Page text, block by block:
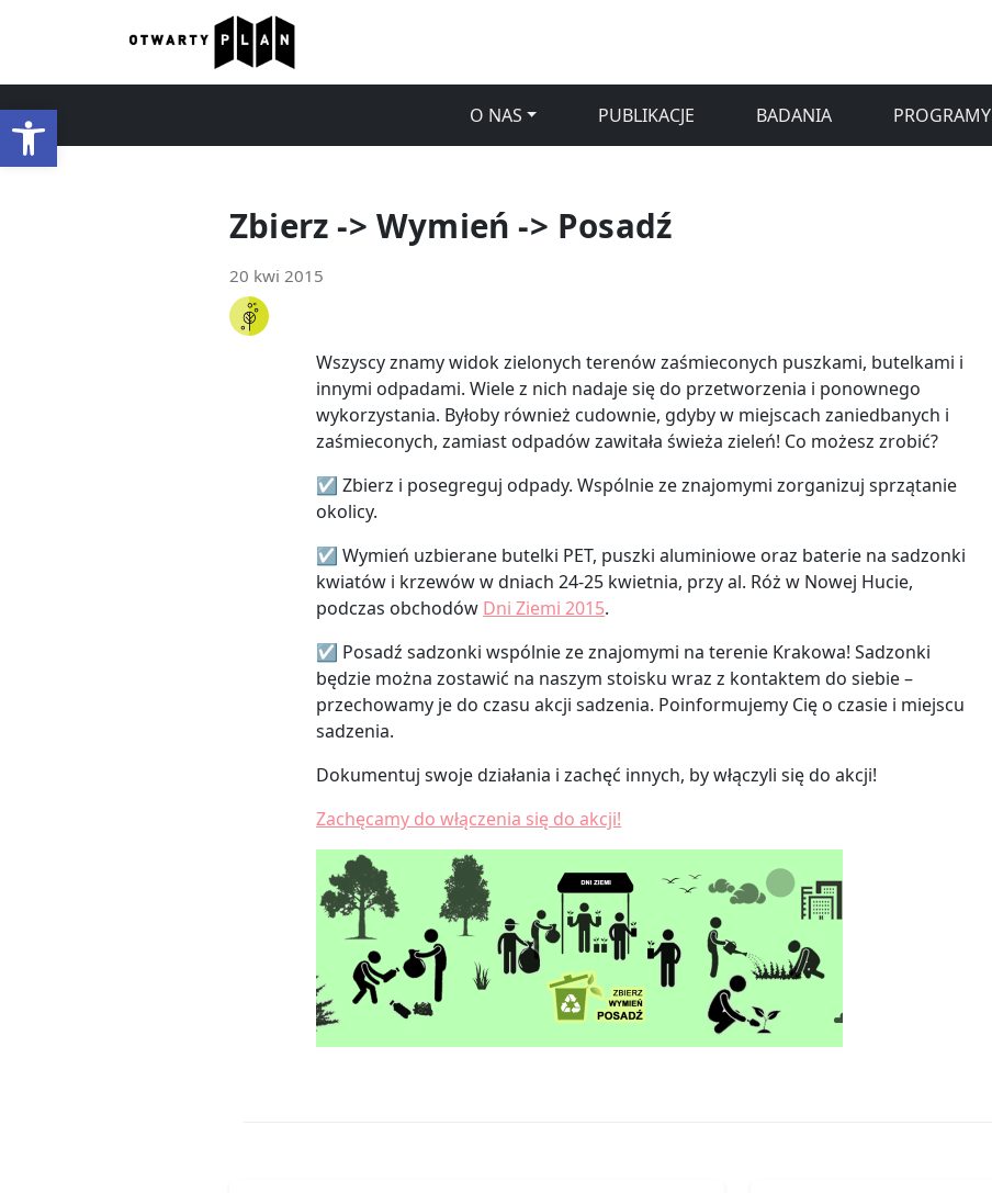
Otwórz pasek narzędzi O NAS PUBLIKACJE BADANIA PROGRAMY
Zbierz -> Wymień -> Posadź
20 kwi 2015
Wszyscy znamy widok zielonych terenów zaśmieconych puszkami, butelkami i
innymi odpadami. Wiele z nich nadaje się do przetworzenia i ponownego
wykorzystania. Byłoby również cudownie, gdyby w miejscach zaniedbanych i
zaśmieconych, zamiast odpadów zawitała świeża zieleń! Co możesz zrobić?
☑ Zbierz i posegreguj odpady. Wspólnie ze znajomymi zorganizuj sprzątanie
okolicy.
☑ Wymień uzbierane butelki PET, puszki aluminiowe oraz baterie na sadzonki
kwiatów i krzewów w dniach 24-25 kwietnia, przy al. Róż w Nowej Hucie,
podczas obchodów Dni Ziemi 2015.
☑ Posadź sadzonki wspólnie ze znajomymi na terenie Krakowa! Sadzonki
będzie można zostawić na naszym stoisku wraz z kontaktem do siebie –
przechowamy je do czasu akcji sadzenia. Poinformujemy Cię o czasie i miejscu
sadzenia.
Dokumentuj swoje działania i zachęć innych, by włączyli się do akcji!
Zachęcamy do włączenia się do akcji!